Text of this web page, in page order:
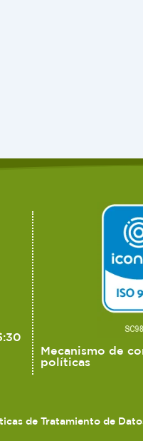
Mecanismo de
políticas
de Tratamiento de